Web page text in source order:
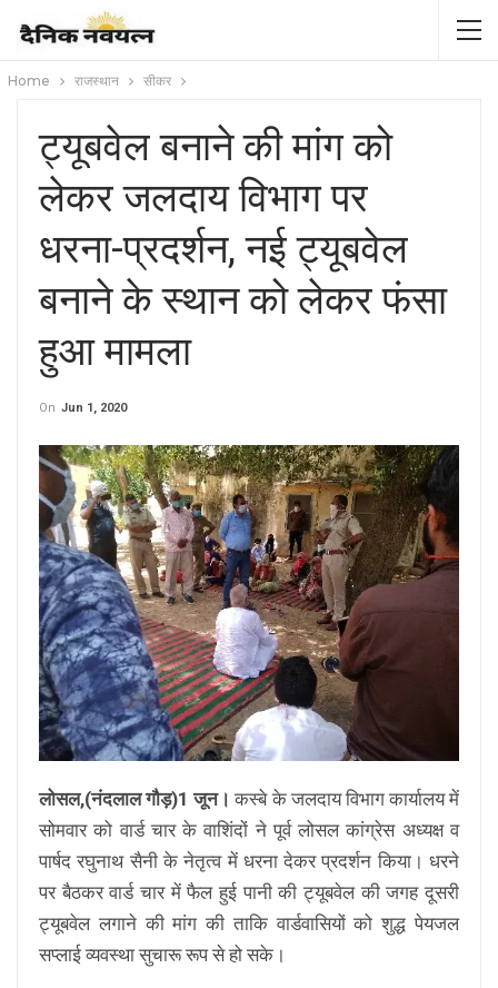
Home राजस्थान सीकर
ट्यूबवेल बनाने की मांग को
लेकर जलदाय विभाग पर
धरना-प्रदर्शन, नई ट्यूबवेल
बनाने के स्थान को लेकर फंसा
हुआ मामला
On Jun 1, 2020
लोसल,(नंदलाल गौड़)1 जून। कस्बे के जलदाय विभाग कार्यालय में
सोमवार को वार्ड चार के वाशिंदों ने पूर्व लोसल कांग्रेस अध्यक्ष व
पार्षद रघुनाथ सैनी के नेतृत्व में धरना देकर प्रदर्शन किया। धरने
पर बैठकर वार्ड चार में फैल हुई पानी की ट्यूबवेल की जगह दूसरी
ट्यूबवेल लगाने की मांग की ताकि वार्डवासियों को शुद्ध पेयजल
सप्लाई व्यवस्था सुचारू रूप से हो सके।